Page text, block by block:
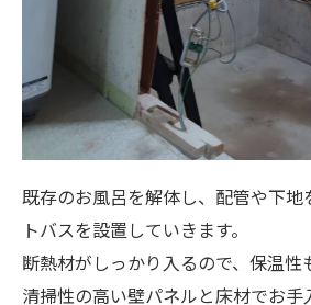
既存のお風呂を解体し、配管や下地
トバスを設置していきます。
断熱材がしっかり入るので、保温性
清掃性の高い壁パネルと床材でお手